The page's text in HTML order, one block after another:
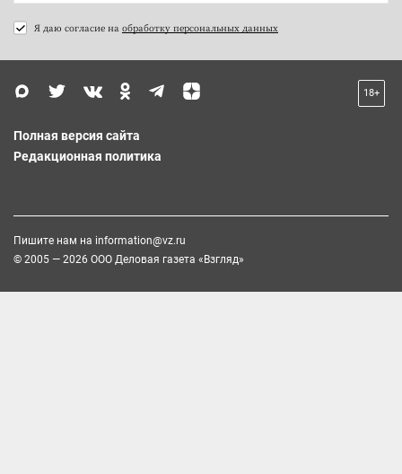
Я даю согласие на обработку персональных данных
18+
Полная версия сайта
Редакционная политика
Пишите нам на information@vz.ru
© 2005 — 2026 ООО Деловая газета «Взгляд»